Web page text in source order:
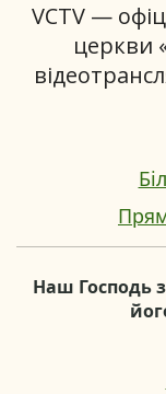
VCTV —
церкви
Наш Господь